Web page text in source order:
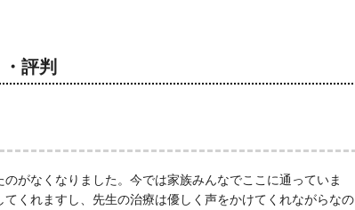
評判
がなくなりました。今では家族みんなでここに通っていま
くれますし、先生の治療は優しく声をかけてくれながらなの